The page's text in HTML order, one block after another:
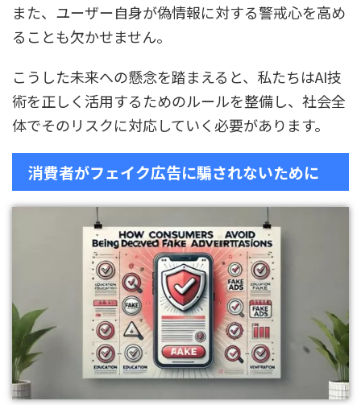
また、ユーザー自身が偽情報に対する警戒心を高め
ることも欠かせません。
こうした未来への懸念を踏まえると、私たちはAI技
術を正しく活用するためのルールを整備し、社会全
体でそのリスクに対応していく必要があります。
消費者がフェイク広告に騙されないために